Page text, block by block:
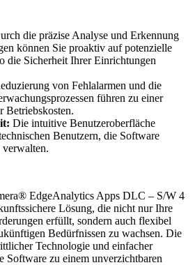
die präzise Analyse und Erkennung
können Sie proaktiv auf potenzielle
die Sicherheit Ihrer Einrichtungen
von Fehlalarmen und die
führen zu einer
Betriebskosten.
Die intuitive Benutzeroberfläche
Benutzern, die Software
EdgeAnalytics Apps DLC – S/W 4
Lösung, die nicht nur Ihre
erfüllt, sondern auch flexibel
Bedürfnissen zu wachsen. Die
Technologie und einfacher
Software zu einem unverzichtbaren